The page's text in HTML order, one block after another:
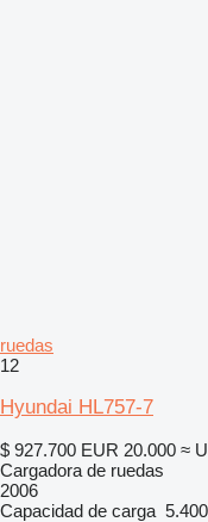
ruedas
12
Hyundai HL757-7
$ 927.700 EUR 20.000 ≈
Cargadora de ruedas
2006
Capacidad de carga